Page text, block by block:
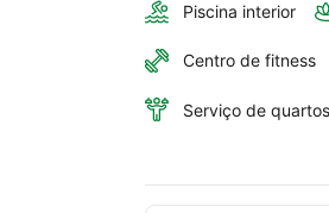
Piscina interior
Centro de fitness
Serviço de quartos